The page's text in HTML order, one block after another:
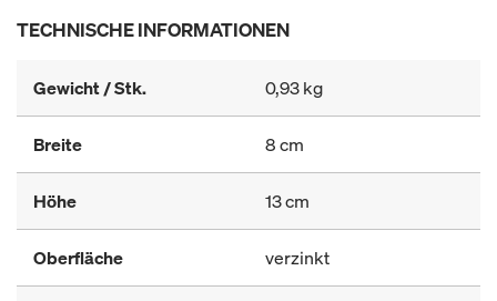
TECHNISCHE INFORMATIONEN
Gewicht / Stk. 0,93 kg
Breite 8 cm
Höhe 13 cm
Oberfläche verzinkt